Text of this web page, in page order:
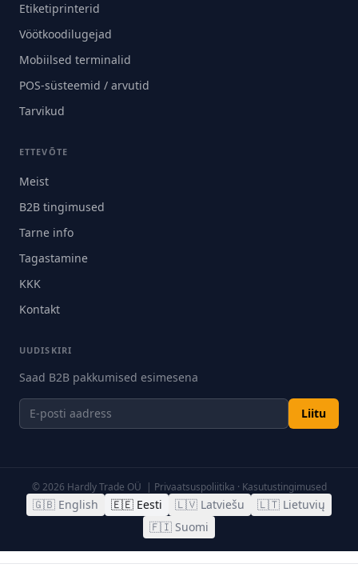
Etiketiprinterid
Vöötkoodilugejad
Mobiilsed terminalid
POS-süsteemid / arvutid
Tarvikud
ETTEVÕTE
Meist
B2B tingimused
Tarne info
Tagastamine
KKK
Kontakt
UUDISKIRI
Saad B2B pakkumised esimesena
Liitu
©2026 Hardly Trade OÜ | Privaatsuspoliitika · Kasutustingimused
🇬🇧 English 🇪🇪 Eesti 🇱🇻 Latviešu 🇱🇹 Lietuvių
🇫🇮 Suomi